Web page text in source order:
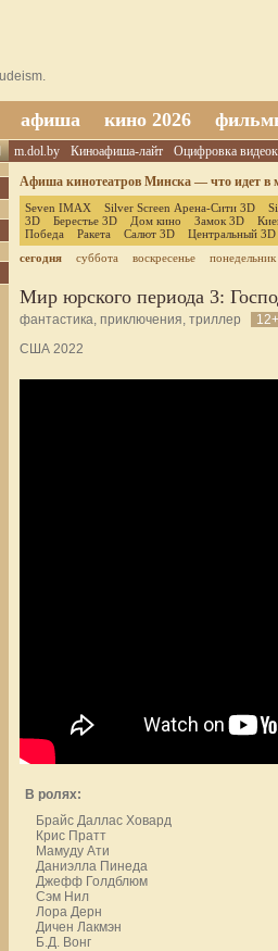
афиша кино 2026
m.dol.by Киноафиша-лайт
Оцифровка
Афиша кинотеатров Минска — что идет в
Seven IMAX Silver Screen Арена-Сити 3D
3D
Берестье 3D Дом кино Замок 3D
Победа
Ракета Салют 3D
Центральный 3D
сегодня
суббота воскресенье понедельник
Мир юрского периода 3:
фантастика, приключения, триллер
12+
США 2022
В ролях:
Брайс Даллас Ховард
Крис Пратт
Мамуду Ати
Даниэлла Пинеда
Джефф Голдблюм
Сэм Нил
Лора Дерн
Дичен Лакмэн
Б.Д. Вонг